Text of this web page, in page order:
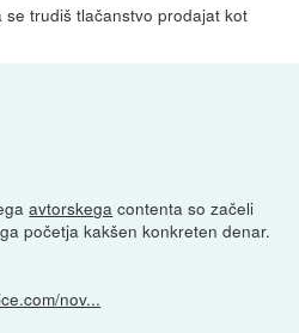
trudiš tlačanstvo prodajat kot
avtorskega contenta so začeli
početja kakšen konkreten denar.
nov...